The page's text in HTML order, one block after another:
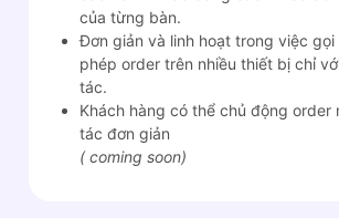
của từng bàn.
Đơn giản và linh hoạt trong việc gọi
phép order trên nhiều thiết bị chỉ
tác.
Khách hàng có thể chủ động order
tác đơn giản
( coming soon)